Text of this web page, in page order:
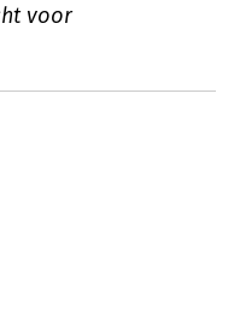
voor